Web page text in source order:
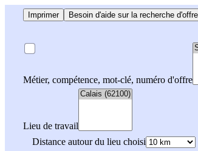
Imprimer Besoin d'aide sur la recherche
Métier, compétence, mot-clé, numéro d'offre
Lieu de travail
Distance autour du lieu choisi